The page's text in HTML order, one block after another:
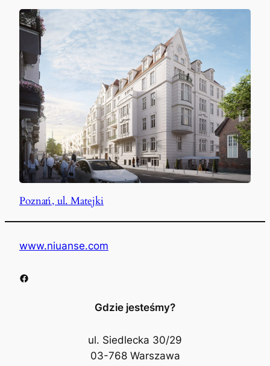
Poznań, ul. Matejki
www.niuanse.com
Facebook
Gdzie jesteśmy?
ul. Siedlecka 30/29
03-768 Warszawa